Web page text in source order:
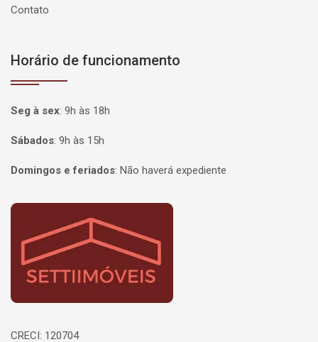
Contato
Horário de funcionamento
Seg à sex: 9h às 18h
Sábados: 9h às 15h
Domingos e feriados: Não haverá expediente
Página inicial
CRECI: 120704